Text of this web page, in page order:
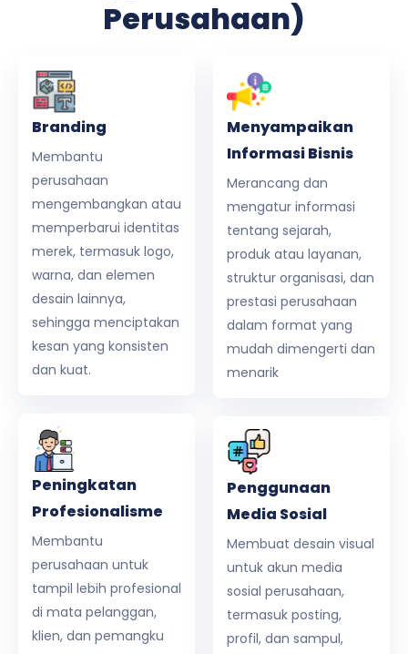
Perusahaan)
Branding
Membantu
perusahaan
mengembangkan atau
memperbarui identitas
merek, termasuk logo,
warna, dan elemen
desain lainnya,
sehingga menciptakan
kesan yang konsisten
dan kuat.
Peningkatan
Profesionalisme
Membantu
perusahaan untuk
tampil lebih profesional
di mata pelanggan,
klien, dan pemangku
Menyampaikan
Informasi Bisnis
Merancang dan
mengatur informasi
tentang sejarah,
produk atau layanan,
struktur organisasi, dan
prestasi perusahaan
dalam format yang
mudah dimengerti dan
menarik
Penggunaan
Media Sosial
Membuat desain visual
untuk akun media
sosial perusahaan,
termasuk posting,
profil, dan sampul,